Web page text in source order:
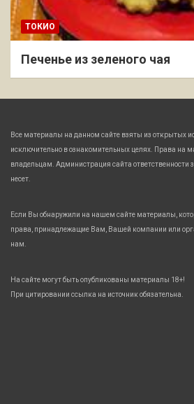
ТОКИО
Печенье из зеленого чая
Все материалы на данном сайте взяты из открытых
исключительно в ознакомительных целях. Права на
владельцам. Администрация сайта ответственности
несет.
Если Вы обнаружили на нашем сайте материалы,
права, принадлежащие Вам, Вашей компании или
нам.
На сайте могут быть опубликованы материалы 18+!
При цитировании ссылка на источник обязательна.